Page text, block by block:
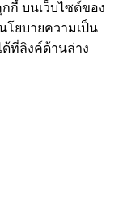
กี้ บนเว็บไซต์ของ
โยบายความเป็น
ที่ลิงค์ด้านล่าง